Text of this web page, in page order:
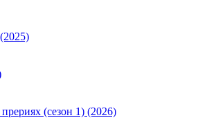
(сезон 1) (2026)